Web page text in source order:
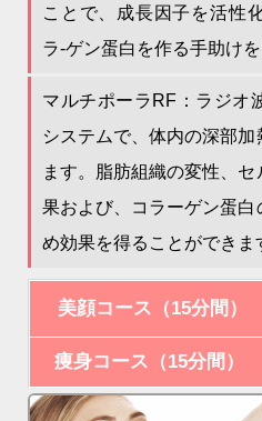
ことで、成長因子を活性
ラ-ゲン蛋白を作る手助けを
マルチポーラRF：ラジオ
システムで、体内の深部
ます。脂肪組織の変性、
果および、コラーゲン蛋
め効果を得ることができま
美顔コース（15分間）
痩身コース（15分間）